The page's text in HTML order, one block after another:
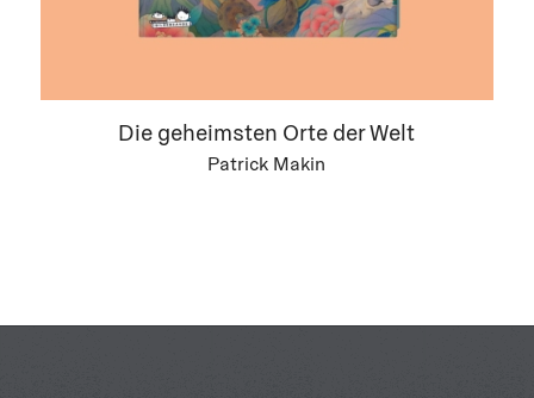
Die geheimsten Orte der Welt
Patrick Makin